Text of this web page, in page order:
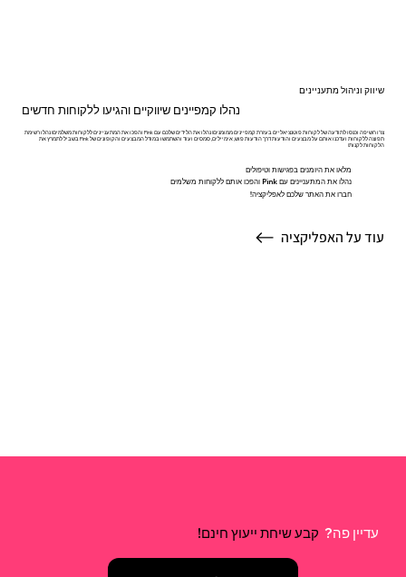
נהלו קמפיינים שיווקיים והגיעו ללקוחות חדשים
שיווק וניהול מתעניינים
עוד על האפליקציה
צרו חשיפה וכנסו לתודעה של לקוחות פוטנציאליים בעזרת קמפיינים ממומנים! נהלו את הלידים שלכם עם Pink והפכו את המתעניינים ללקוחות משלמים! נהלו רשימת
תפוצה ללקוחות ועדכנו אותם על מבצעים והודעות דרך הודעות פוש, אימיילים, סמסים ועוד והשתמשו במודל המבצעים והקופונים של Pink בשביל לתמרץ את
הלקוחות לקנות!
מלאו את היומנים בפגישות וטיפולים
נהלו את המתעניינים עם Pink והפכו אותם ללקוחות משלמים
חברו את האתר שלכם לאפליקציה!
עדיין פה? קבע שיחת ייעוץ חינם!